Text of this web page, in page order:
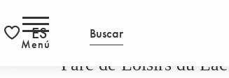
au
contenu
Buscar
ES
Menú
Parc de Loisirs du